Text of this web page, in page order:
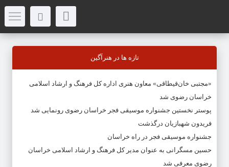
تازه ها در هنرآگین
«مجتبی خان‌قیطاقی» معاون هنری اداره کل فرهنگ و ارشاد اسلامی
خراسان رضوی شد
پوستر نخستین جشنواره موسیقی فجر خراسان رضوی رونمایی شد
فریدون شهبازیان درگذشت
جشنواره موسیقی فجر در راه خراسان
حسین مسگرانی به عنوان مدیر کل فرهنگ و ارشاد اسلامی خراسان
رضوی معرفی شد